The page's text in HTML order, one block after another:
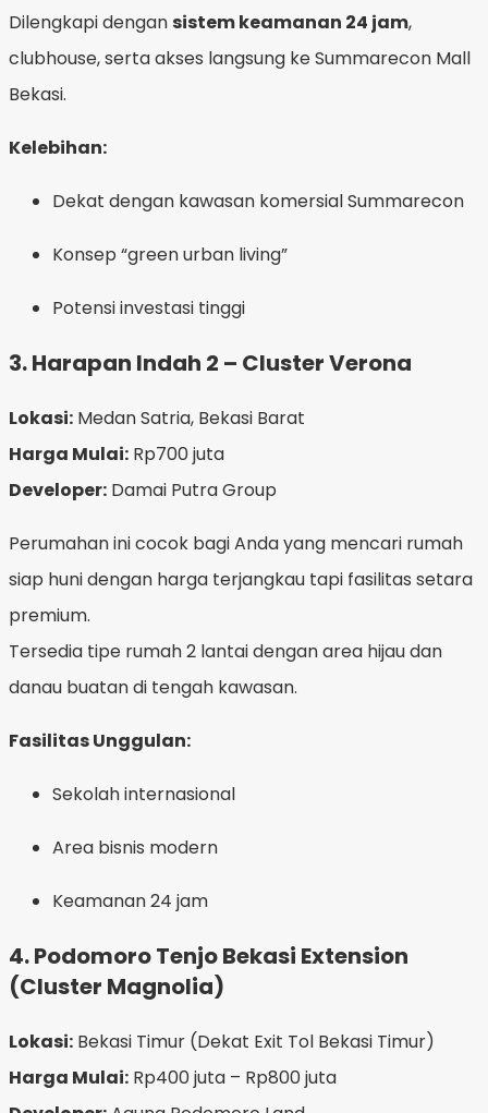
Dilengkapi dengan sistem keamanan 24 jam,
clubhouse, serta akses langsung ke Summarecon Mall
Bekasi.
Kelebihan:
Dekat dengan kawasan komersial Summarecon
Konsep “green urban living”
Potensi investasi tinggi
3.Harapan Indah 2 – Cluster Verona
Lokasi: Medan Satria, Bekasi Barat
Harga Mulai: Rp700 juta
Developer: Damai Putra Group
Perumahan ini cocok bagi Anda yang mencari rumah
siap huni dengan harga terjangkau tapi fasilitas setara
premium.
Tersedia tipe rumah 2 lantai dengan area hijau dan
danau buatan di tengah kawasan.
Fasilitas Unggulan:
Sekolah internasional
Area bisnis modern
Keamanan 24 jam
4.Podomoro Tenjo Bekasi Extension
(Cluster Magnolia)
Lokasi: Bekasi Timur (Dekat Exit Tol Bekasi Timur)
Harga Mulai: Rp400 juta – Rp800 juta